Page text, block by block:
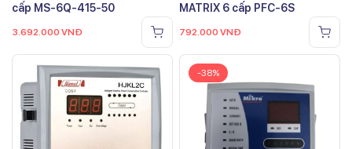
cấp MS-6Q-415-50
3.692.000 VNĐ
MATRIX 6 cấp PFC-6S
792.000 VNĐ
-38%